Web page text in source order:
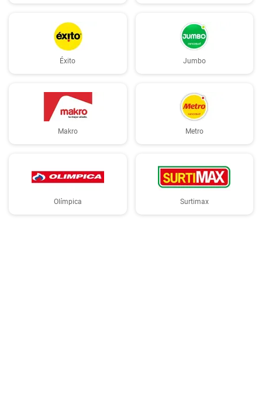
Éxito Jumbo
Makro Metro
Olímpica Surtimax